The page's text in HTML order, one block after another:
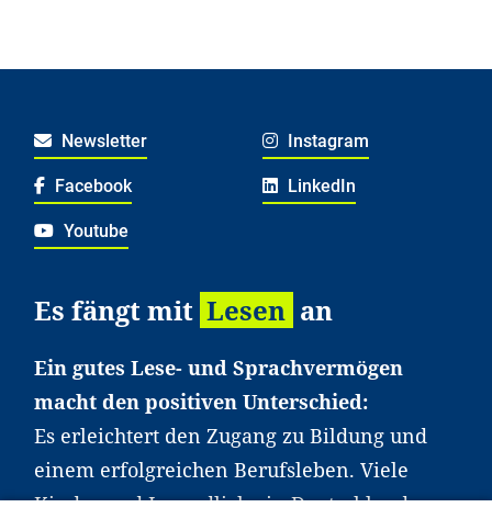
Newsletter Instagram
Facebook LinkedIn
Youtube
Es fängt mit Lesen an
Ein gutes Lese- und Sprachvermögen
macht den positiven Unterschied:
Es erleichtert den Zugang zu Bildung und
einem erfolgreichen Berufsleben. Viele
Kinder und Jugendliche in Deutschland